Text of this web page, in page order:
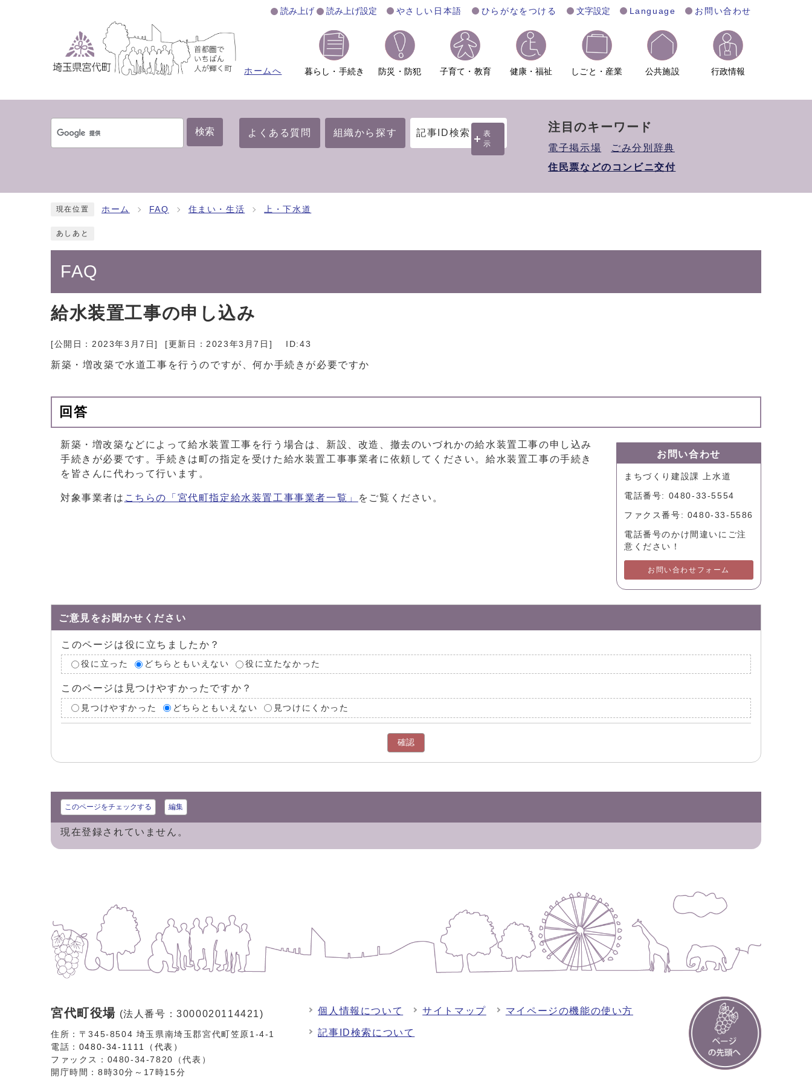
読み上げ 読み上げ設定 やさしい日本語 ひらがなをつける 文字設定 Language お問い合わせ
ホームへ 暮らし・手続き 防災・防犯 子育て・教育 健康・福祉 しごと・産業 公共施設 行政情報
検索 よくある質問 組織から探す 記事ID検索
表
示
注目のキーワード
電子掲示場
ごみ分別辞典
住民票などのコンビニ交付
現在位置 ホーム FAQ 住まい・生活 上・下水道
あしあと
FAQ
給水装置工事の申し込み
[公開日： 2023年3月7日] [更新日：2023年3月7日 ] ID:43
新築・増改築で水道工事を行うのですが、何か手続きが必要ですか
回答
新築・増改築などによって給水装置工事を行う場合は、新設、改造、撤去のいづれかの給水装置工事の申し込み
手続きが必要です。手続きは町の指定を受けた給水装置工事事業者に依頼してください。給水装置工事の手続き
を皆さんに代わって行います。
対象事業者は こちらの「宮代町指定給水装置工事事業者一覧」 をご覧ください。
お問い合わせ
まちづくり建設課 上水道
電話番号: 0480-33-5554
ファクス番号: 0480-33-5586
電話番号のかけ間違いにご注
意ください！
お問い合わせフォーム
ご意見をお聞かせください
このページは役に立ちましたか？
役に立った どちらともいえない 役に立たなかった
このページは見つけやすかったですか？
見つけやすかった どちらともいえない 見つけにくかった
確認
このページをチェックする 編集
現在登録されていません。
宮代町役場 (法人番号：3000020114421)
住所：〒345-8504 埼玉県南埼玉郡宮代町笠原1-4-1
電話： 0480-34-1111（代表）
ファックス：0480-34-7820（代表）
開庁時間：8時30分～17時15分
個人情報について サイトマップ マイページの機能の使い方
記事ID検索について